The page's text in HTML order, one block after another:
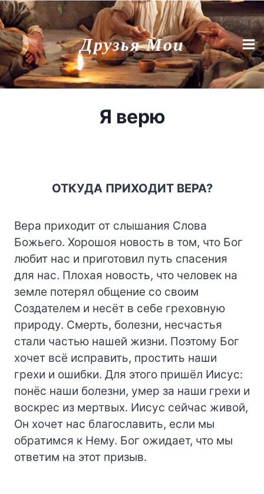
Перейти
к
содержимомуДрузья Мои
Я верю
ОТКУДА ПРИХОДИТ ВЕРА?
Вера приходит от слышания Слова
Божьего. Хорошоя новость в том, что Бог
любит нас и приготовил путь спасения
для нас. Плохая новость, что человек на
земле потерял общение со своим
Создателем и несёт в себе греховную
природу. Смерть, болезни, несчастья
стали частью нашей жизни. Поэтому Бог
хочет всё исправить, простить наши
грехи и ошибки. Для этого пришёл Иисус:
понёс наши болезни, умер за наши грехи и
воскрес из мертвых. Иисус сейчас живой,
Он хочет нас благославить, если мы
обратимся к Нему. Бог ожидает, что мы
ответим на этот призыв.